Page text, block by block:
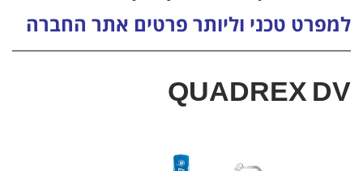
למפרט טכני וליותר פרטים אתר החברה
QUADREX DV